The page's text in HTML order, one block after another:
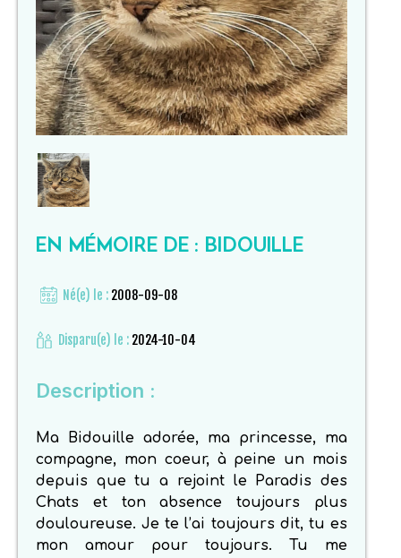
EN MÉMOIRE DE : BIDOUILLE
Né(e) le : 2008-09-08
Disparu(e) le : 2024-10-04
Description :
Ma Bidouille adorée, ma princesse, ma
compagne, mon coeur, à peine un mois
depuis que tu a rejoint le Paradis des
Chats et ton absence toujours plus
douloureuse. Je te l’ai toujours dit, tu es
mon amour pour toujours. Tu me